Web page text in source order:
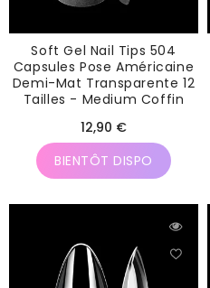
Soft Gel Nail Tips 504
Capsules Pose Américaine
Demi-Mat Transparente 12
Tailles - Medium Coffin
Prix
habituel
12,90 €
BIENTÔT DISPO